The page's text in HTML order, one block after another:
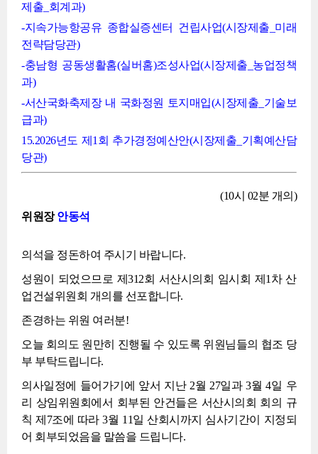
제출_회계과)
-지속가능항공유 종합실증센터 건립사업(시장제출_미래
전략담당관)
-충남형 공동생활홈(실버홈)조성사업(시장제출_농업정책
과)
-서산국화축제장 내 국화정원 토지매입(시장제출_기술보
급과)
15.2026년도 제1회 추가경정예산안(시장제출_기획예산담
당관)
(10시 02분 개의)
위원장안동석
의석을 정돈하여 주시기 바랍니다.
성원이 되었으므로 제312회 서산시의회 임시회 제1차 산
업건설위원회 개의를 선포합니다.
존경하는 위원 여러분!
오늘 회의도 원만히 진행될 수 있도록 위원님들의 협조 당
부 부탁드립니다.
의사일정에 들어가기에 앞서 지난 2월 27일과 3월 4일 우
리 상임위원회에서 회부된 안건들은 서산시의회 회의 규
칙 제7조에 따라 3월 11일 산회시까지 심사기간이 지정되
어 회부되었음을 말씀을 드립니다.